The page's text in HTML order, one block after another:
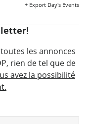
+ Export Day's Events
les annonces
rien de tel que de
avez la possibilité